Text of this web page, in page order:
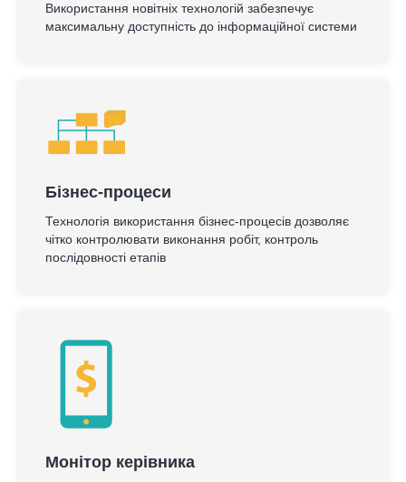
Використання новітніх технологій забезпечує
максимальну доступність до інформаційної системи
Бізнес-процеси
Технологія використання бізнес-процесів дозволяє
чітко контролювати виконання робіт, контроль
послідовності етапів
Монітор керівника